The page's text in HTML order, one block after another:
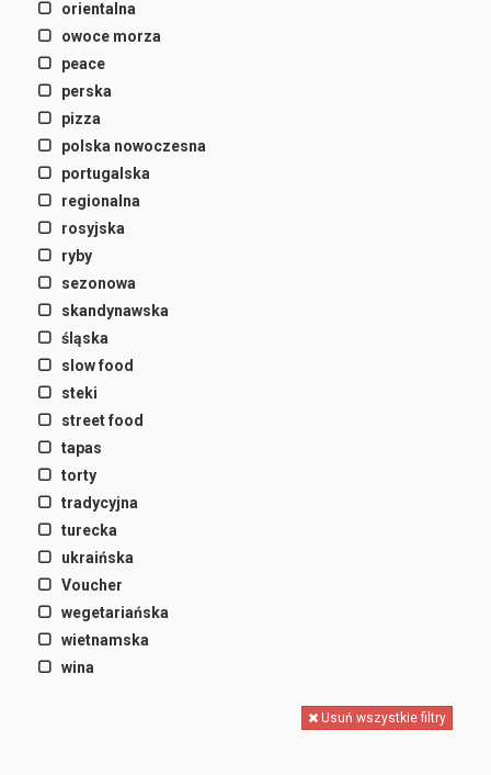
orientalna
owoce morza
peace
perska
pizza
polska nowoczesna
portugalska
regionalna
rosyjska
ryby
sezonowa
skandynawska
śląska
slow food
steki
street food
tapas
torty
tradycyjna
turecka
ukraińska
Voucher
wegetariańska
wietnamska
wina
Usuń wszystkie filtry